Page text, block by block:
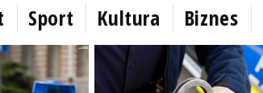
Sport Kultura Biznes